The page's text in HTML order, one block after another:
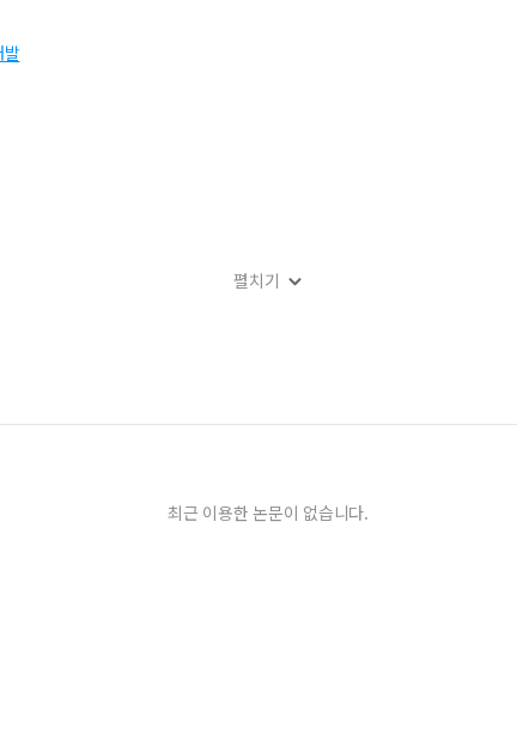
발
펼치기
최근 이용한 논문이 없습니다.